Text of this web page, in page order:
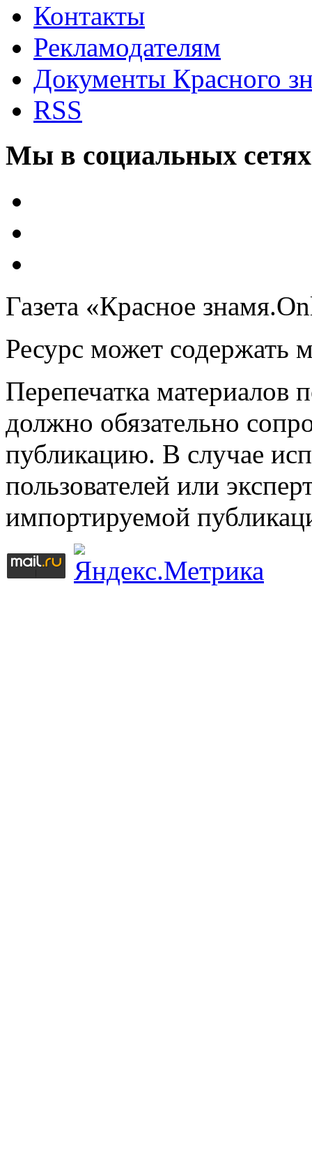
Контакты
Рекламодателям
Документы Красного
RSS
Мы в социальных сетях
Газета «Красное
Ресурс может содержать
Перепечатка материалов
должно обязательно
публикацию. В случае
пользователей или
импортируемой